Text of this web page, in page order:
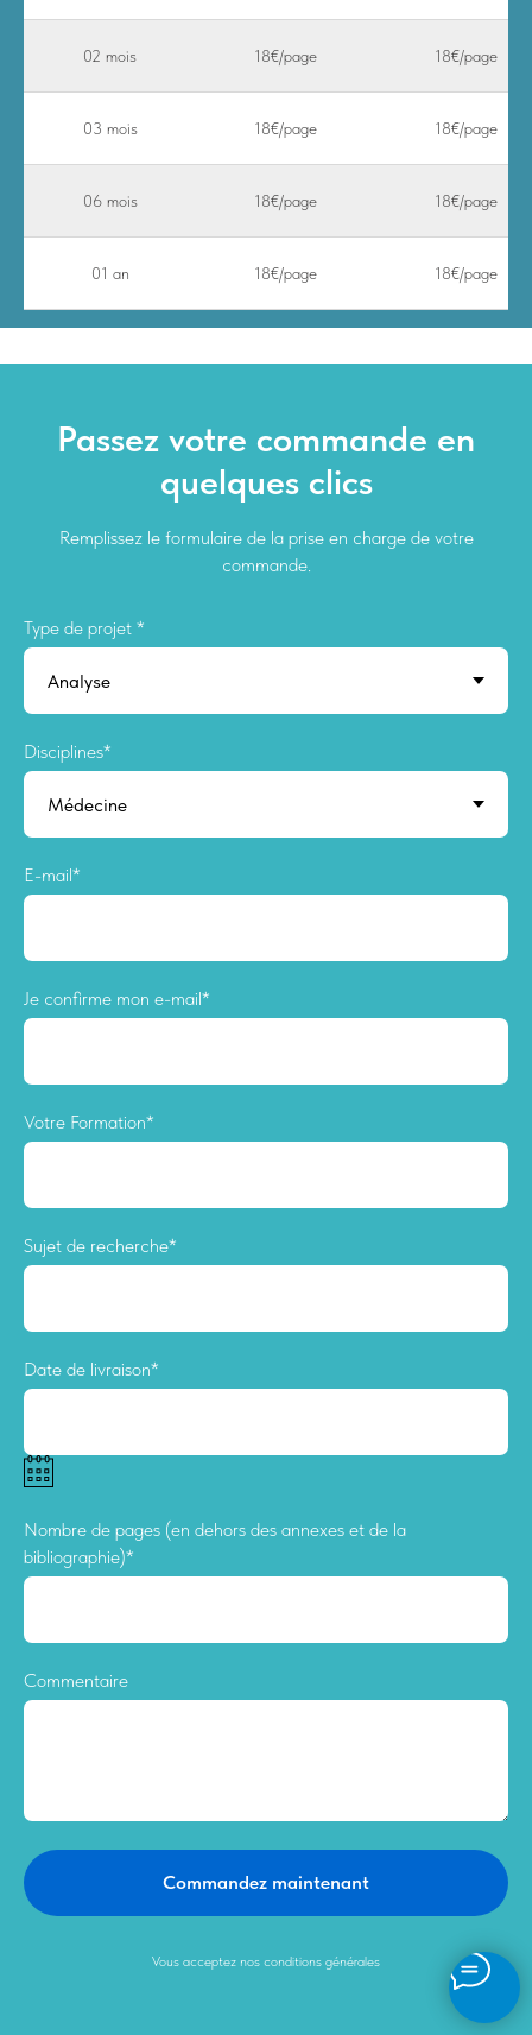
02 mois 18€/page 18€/page
03 mois 18€/page 18€/page
06 mois 18€/page 18€/page
01 an 18€/page 18€/page
Passez votre commande en
quelques clics
Remplissez le formulaire de la prise en charge de votre
commande.
Type de projet *
Disciplines*
E-mail*
Je confirme mon e-mail*
Votre Formation*
Sujet de recherche*
Date de livraison*
Nombre de pages (en dehors des annexes et de la
bibliographie)*
Commentaire
Commandez maintenant
Vous acceptez nos conditions générales